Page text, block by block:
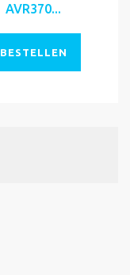
AVR370...
BESTELLEN